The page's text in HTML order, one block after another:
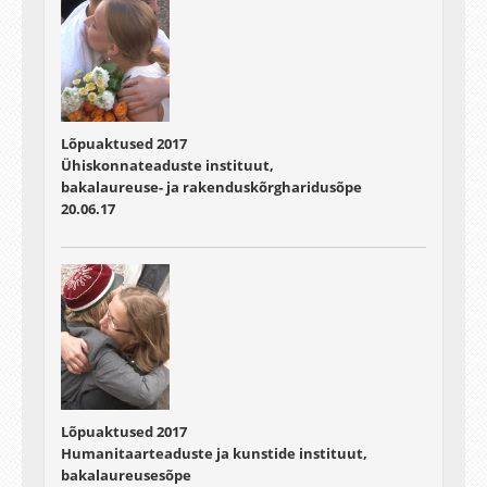
germanistika
+ Marika Peekmann
romanistika
+ Helina Järs
tõlkeõpetus
+ Mari Eller
+ Airi Lohmann-Enge
+ Mirjam Parve
+ Johanna Päädam
+ Külliki Steinberg
+ Elis Sõrmus
võõrkeeleõpetaja
+ Anita Rohtla
Euroopa keeled ja kultuurid
+ Tatjana Opikova
+ Hele Priimets
Lõpuaktused 2017
Ühiskonnateaduste instituut,
bakalaureuse- ja rakenduskõrgharidusõpe
20.06.17
Lõpuaktused 2017
Humanitaarteaduste ja kunstide instituut,
bakalaureusesõpe